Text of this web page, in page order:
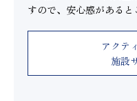
すので、安心感があると
アクテ
施設